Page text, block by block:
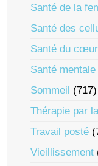
Santé de la
Santé des
Santé du cœur
Santé mentale
Sommeil (717)
Thérapie par
Travail posté
Vieillissement